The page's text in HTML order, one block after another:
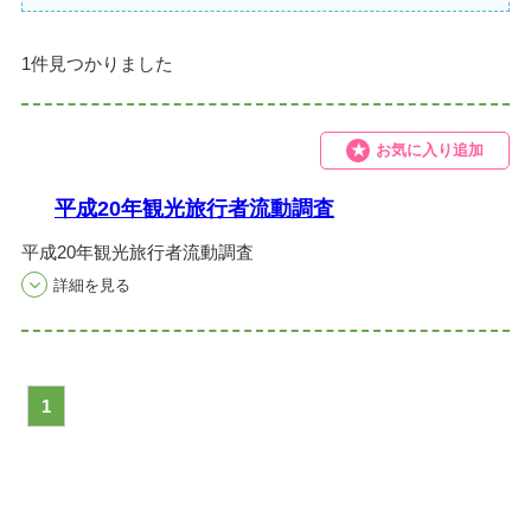
1件見つかりました
お気に入り追加
平成20年観光旅行者流動調査
平成20年観光旅行者流動調査
1